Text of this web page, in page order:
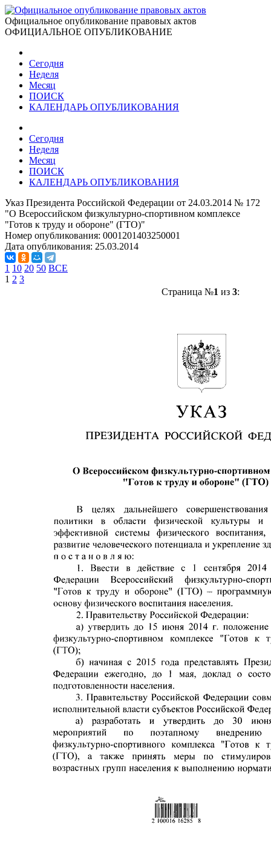
Официальное опубликование правовых актов
ОФИЦИАЛЬНОЕ ОПУБЛИКОВАНИЕ
Сегодня
Неделя
Месяц
ПОИСК
КАЛЕНДАРЬ ОПУБЛИКОВАНИЯ
Сегодня
Неделя
Месяц
ПОИСК
КАЛЕНДАРЬ ОПУБЛИКОВАНИЯ
Указ Президента Российской Федерации от 24.03.2014 № 172
"О Всероссийском физкультурно-спортивном комплексе
"Готов к труду и обороне" (ГТО)"
Номер опубликования: 0001201403250001
Дата опубликования: 25.03.2014
1 10 20 50 ВСЕ
1 2 3
Страница №1 из 3: